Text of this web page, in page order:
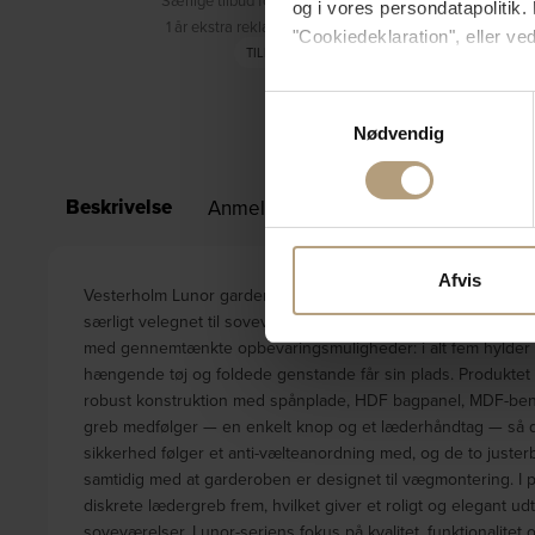
og i vores
"Cookiedeklaration", eller
Hvis du tillader det, vil vi
Indsamle præcise
Identificere din
Dine valg anvendes på hele
annonceringspartnere og
dem, eller som de har
Nødvendig
Afvis
1 år ekstra reklamationsret (3 år i alt)
TILMELD DIG
Beskrivelse Anmeldelser (0) Specifikationer
Vesterholm Lunor garderobeskab med 3 døre, leveret af
særligt velegnet til soveværelset. Garderoben i mat sort (H:
med gennemtænkte opbevaringsmuligheder: i alt fem
hængende tøj og foldede genstande får sin plads.
robust konstruktion med spånplade, HDF bagpanel, MDF-
greb medfølger — en enkelt knop og et læderhåndtag — så
sikkerhed følger et anti-vælteanordning med, og de to
samtidig med at garderoben er designet til vægmontering.
diskrete lædergreb frem, hvilket giver et roligt og elegant